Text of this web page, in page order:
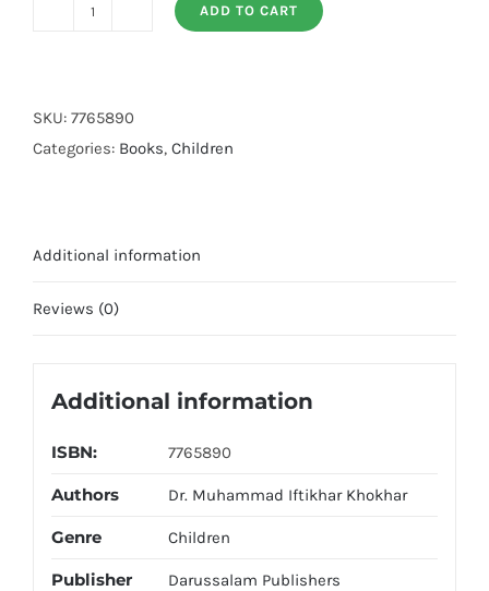
quantity
ADD TO CART
SKU: 7765890
Categories: Books, Children
Additional information
Reviews (0)
Additional information
ISBN: 7765890
Authors Dr. Muhammad Iftikhar Khokhar
Genre Children
Publisher Darussalam Publishers